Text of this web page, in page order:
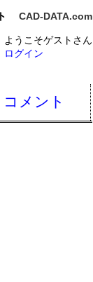
CAD-DATA.com
ようこそゲストさん
ログイン
コメント